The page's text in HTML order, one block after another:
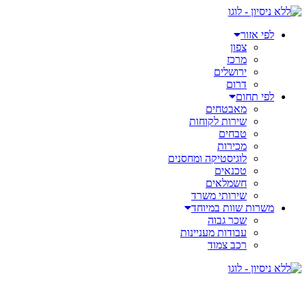
דלג
לפי אזור
צפון
מרכז
ירושלים
דרום
לפי תחום
מאבטחים
שירות לקוחות
טבחים
מכירות
לוגיסטיקה ומחסנים
טכנאים
חשמלאים
שירותי משרד
משרות שוות במיוחד
שכר גבוה
עבודות מעניינות
רכב צמוד